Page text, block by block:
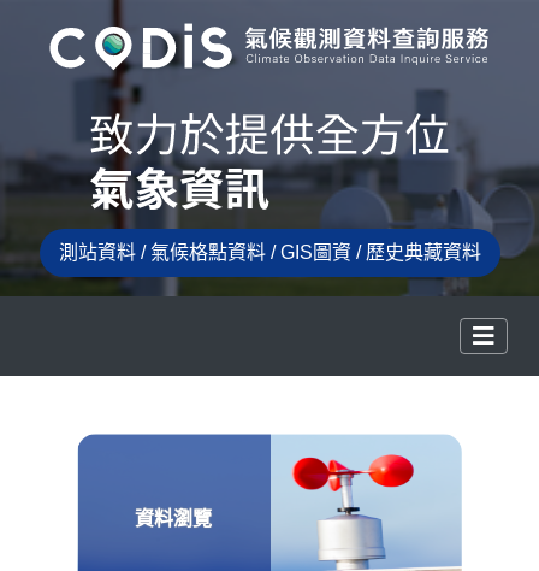
測站資料 / 氣候格點資料 / GIS圖資 / 歷史典藏資料
資料瀏覽